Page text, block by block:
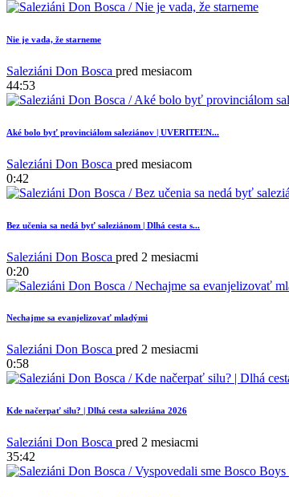
Nie je vada, že starneme
Saleziáni Don Bosca pred mesiacom
44:53
Aké bolo byť provinciálom saleziánov | UVERITEĽN...
Saleziáni Don Bosca pred mesiacom
0:42
Bez učenia sa nedá byť saleziánom | Dlhá cesta s...
Saleziáni Don Bosca pred 2 mesiacmi
0:20
Nechajme sa evanjelizovať mladými
Saleziáni Don Bosca pred 2 mesiacmi
0:58
Kde načerpať silu? | Dlhá cesta saleziána 2026
Saleziáni Don Bosca pred 2 mesiacmi
35:42